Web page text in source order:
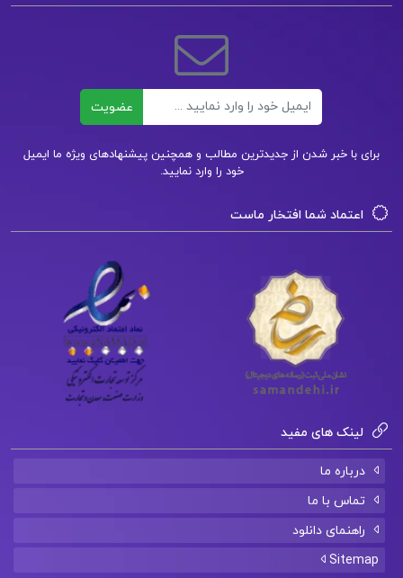
عضویت
برای با خبر شدن از جدیدترین مطالب و همچنین پیشنهادهای ویژه ما ایمیل
خود را وارد نمایید.
اعتماد شما افتخار ماست
لینک های مفید
درباره ما
تماس با ما
راهنمای دانلود
Sitemap